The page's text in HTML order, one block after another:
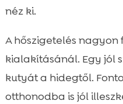
néz ki.
A hőszigetelés nagyon
kialakításánál. Egy jól
kutyát a hidegtől.
otthonodba is jól